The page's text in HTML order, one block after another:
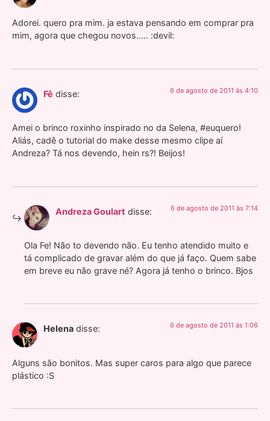
Adorei. quero pra mim. ja estava pensando em comprar pra
mim, agora que chegou novos….. :devil:
Fê disse: 6 de agosto de 2011 às 4:10
Amei o brinco roxinho inspirado no da Selena, #euquero!
Aliás, cadê o tutorial do make desse mesmo clipe aí
Andreza? Tá nos devendo, hein rs?! Beijos!
Andreza Goulart disse: 6 de agosto de 2011 às 7:14
Ola Fe! Não to devendo não. Eu tenho atendido muito e
tá complicado de gravar além do que já faço. Quem sabe
em breve eu não grave né? Agora já tenho o brinco. Bjos
Helena disse: 6 de agosto de 2011 às 1:06
Alguns são bonitos. Mas super caros para algo que parece
plástico :S